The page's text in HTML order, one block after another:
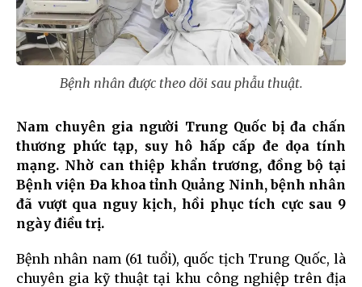
Bệnh nhân được theo dõi sau phẫu thuật.
Nam chuyên gia người Trung Quốc bị đa chấn
thương phức tạp, suy hô hấp cấp đe dọa tính
mạng. Nhờ can thiệp khẩn trương, đồng bộ tại
Bệnh viện Đa khoa tỉnh Quảng Ninh, bệnh nhân
đã vượt qua nguy kịch, hồi phục tích cực sau 9
ngày điều trị.
Bệnh nhân nam (61 tuổi), quốc tịch Trung Quốc, là
chuyên gia kỹ thuật tại khu công nghiệp trên địa